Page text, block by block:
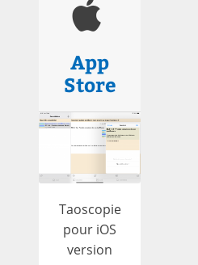
App
Store
Taoscopie
pour iOS
version